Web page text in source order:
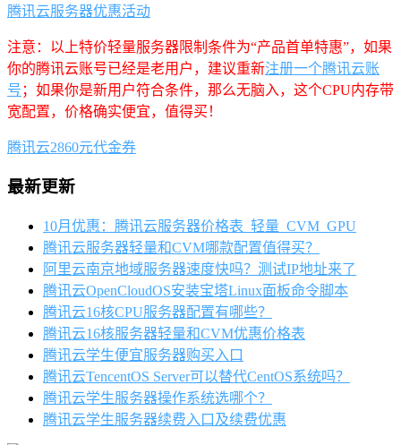
腾讯云服务器优惠活动
注意：以上特价轻量服务器限制条件为“产品首单特惠”，如果
你的腾讯云账号已经是老用户，建议重新注册一个腾讯云账
号 ；如果你是新用户符合条件，那么无脑入，这个CPU内存带
宽配置，价格确实便宜，值得买！
腾讯云2860元代金券
最新更新
10月优惠：腾讯云服务器价格表_轻量_CVM_GPU
腾讯云服务器轻量和CVM哪款配置值得买？
阿里云南京地域服务器速度快吗？测试IP地址来了
腾讯云OpenCloudOS安装宝塔Linux面板命令脚本
腾讯云16核CPU服务器配置有哪些？
腾讯云16核服务器轻量和CVM优惠价格表
腾讯云学生便宜服务器购买入口
腾讯云TencentOS Server可以替代CentOS系统吗？
腾讯云学生服务器操作系统选哪个？
腾讯云学生服务器续费入口及续费优惠